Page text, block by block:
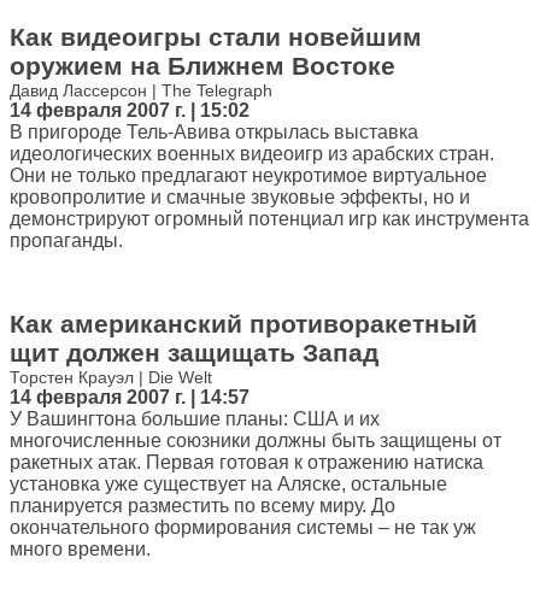
Как видеоигры стали новейшим
оружием на Ближнем Востоке
Давид Лассерсон | The Telegraph
14 февраля 2007 г. | 15:02
В пригороде Тель-Авива открылась выставка
идеологических военных видеоигр из арабских стран.
Они не только предлагают неукротимое виртуальное
кровопролитие и смачные звуковые эффекты, но и
демонстрируют огромный потенциал игр как инструмента
пропаганды.
Как американский противоракетный
щит должен защищать Запад
Торстен Крауэл | Die Welt
14 февраля 2007 г. | 14:57
У Вашингтона большие планы: США и их
многочисленные союзники должны быть защищены от
ракетных атак. Первая готовая к отражению натиска
установка уже существует на Аляске, остальные
планируется разместить по всему миру. До
окончательного формирования системы – не так уж
много времени.